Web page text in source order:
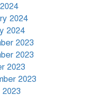
2024
2024
2023
2023
2023
2023